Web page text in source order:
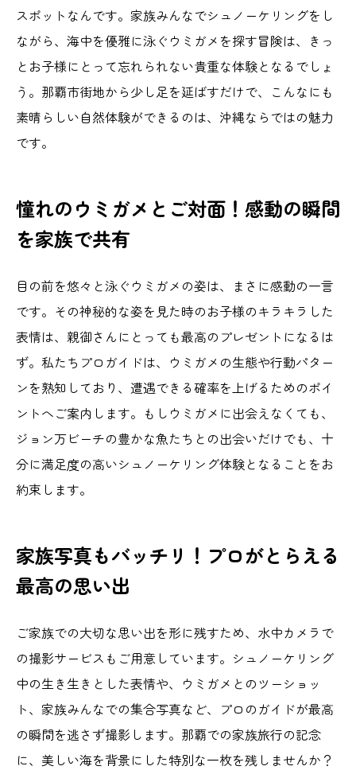
スポットなんです。家族みんなでシュノーケリングをし
ながら、海中を優雅に泳ぐウミガメを探す冒険は、きっ
とお子様にとって忘れられない貴重な体験となるでしょ
う。那覇市街地から少し足を延ばすだけで、こんなにも
素晴らしい自然体験ができるのは、沖縄ならではの魅力
です。
憧れのウミガメとご対面！感動の瞬間
を家族で共有
目の前を悠々と泳ぐウミガメの姿は、まさに感動の一言
です。その神秘的な姿を見た時のお子様のキラキラした
表情は、親御さんにとっても最高のプレゼントになるは
ず。私たちプロガイドは、ウミガメの生態や行動パター
ンを熟知しており、遭遇できる確率を上げるためのポイ
ントへご案内します。もしウミガメに出会えなくても、
ジョン万ビーチの豊かな魚たちとの出会いだけでも、十
分に満足度の高いシュノーケリング体験となることをお
約束します。
家族写真もバッチリ！プロがとらえる
最高の思い出
ご家族での大切な思い出を形に残すため、水中カメラで
の撮影サービスもご用意しています。シュノーケリング
中の生き生きとした表情や、ウミガメとのツーショッ
ト、家族みんなでの集合写真など、プロのガイドが最高
の瞬間を逃さず撮影します。那覇での家族旅行の記念
に、美しい海を背景にした特別な一枚を残しませんか？